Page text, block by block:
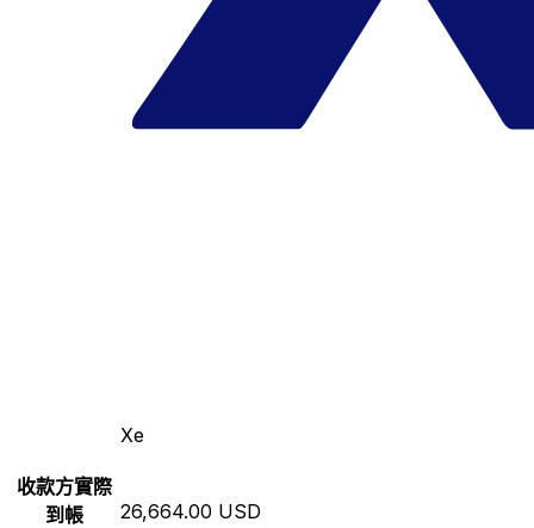
Xe
收款方實際
到帳
26,664.00 USD